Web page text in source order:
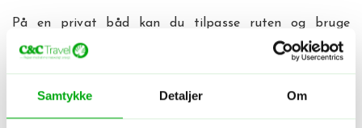
Samtykke Detaljer Om
På en privat båd kan du tilpasse ruten og bruge
længere tid ved de steder, du bedst kan lide. Frokosten
tilberedes ofte om bord og serveres på en strand under
Bor du på en af de mindre øer, kan du tage på øhop